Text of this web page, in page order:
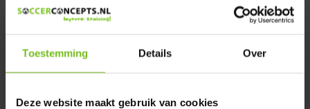
Toestemming Details Over
Deze website maakt gebruik van cookies
We helpen u graag met meer informatie